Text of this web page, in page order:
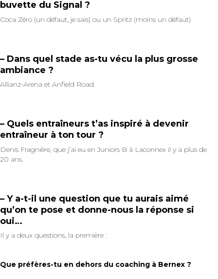
buvette du Signal ?
Coca Zéro (un défaut, je sais) ou un Spritz (moins un défaut)
– Dans quel stade as-tu vécu la plus grosse
ambiance ?
Allianz-Arena et Anfield Road
– Quels entraîneurs t’as inspiré à devenir
entraîneur à ton tour ?
Denis Fragnière, que j’ai eu en Juniors B à Laconnex il y a plus de
20 ans.
– Y a-t-il une question que tu aurais aimé
qu’on te pose et donne-nous la réponse si
oui…
Il y a deux questions, la première :
Que préfères-tu en dehors du coaching à Bernex ?